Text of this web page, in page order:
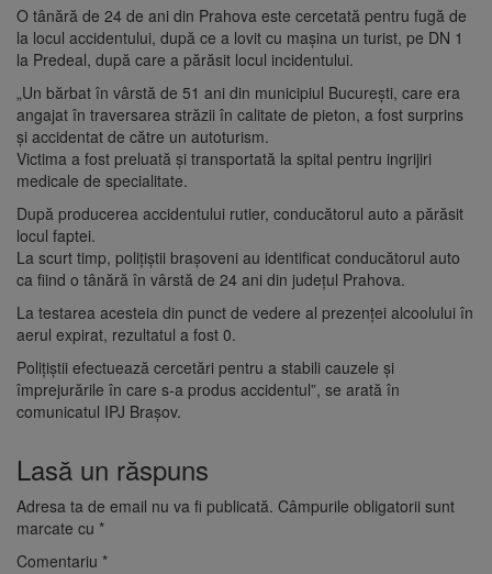
O tânără de 24 de ani din Prahova este cercetată pentru fugă de
la locul accidentului, după ce a lovit cu mașina un turist, pe DN 1
la Predeal, după care a părăsit locul incidentului.
„Un bărbat în vârstă de 51 ani din municipiul București, care era
angajat în traversarea străzii în calitate de pieton, a fost surprins
și accidentat de către un autoturism.
Victima a fost preluată și transportată la spital pentru ingrijiri
medicale de specialitate.
După producerea accidentului rutier, conducătorul auto a părăsit
locul faptei.
La scurt timp, polițiștii brașoveni au identificat conducătorul auto
ca fiind o tânără în vârstă de 24 ani din județul Prahova.
La testarea acesteia din punct de vedere al prezenței alcoolului în
aerul expirat, rezultatul a fost 0.
Polițiștii efectuează cercetări pentru a stabili cauzele și
împrejurările în care s-a produs accidentul”, se arată în
comunicatul IPJ Brașov.
Lasă un răspuns
Adresa ta de email nu va fi publicată. Câmpurile obligatorii sunt
marcate cu *
Comentariu *